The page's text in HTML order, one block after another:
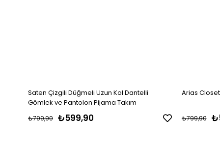
Saten Çizgili Düğmeli Uzun Kol Dantelli
Gömlek ve Pantolon Pijama Takım
₺599,90
₺799,90
Arias
₺799,90